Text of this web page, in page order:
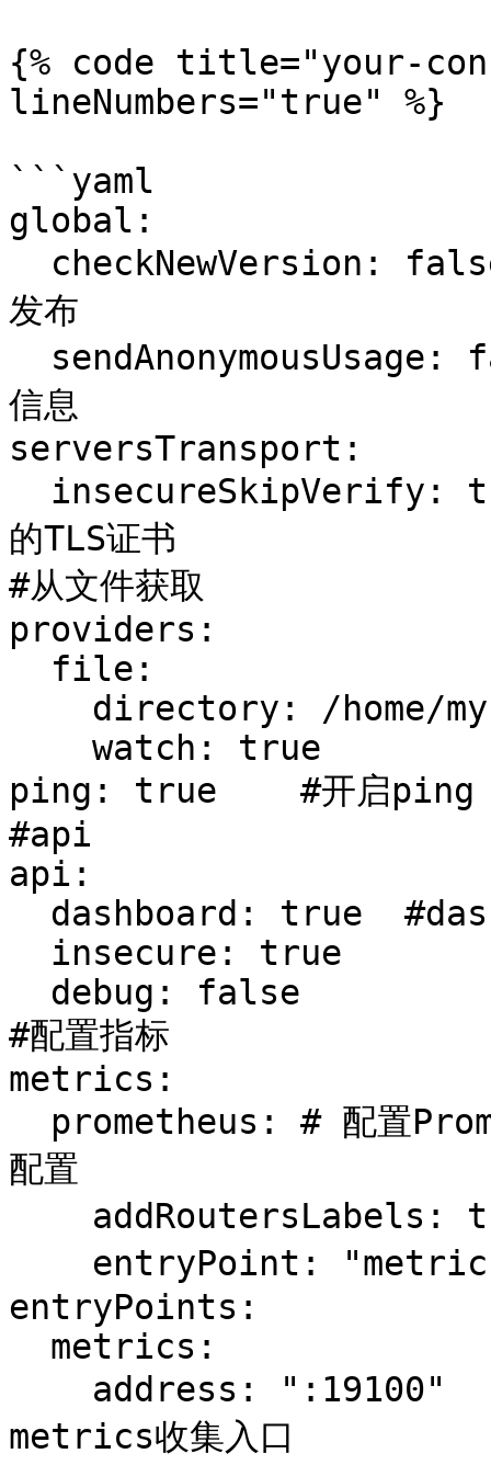
{% code title="your-
lineNumbers="true" %}
```yaml
global:
发布
信息
serversTransport:
的TLS证书
#从文件获取
providers:
ping: true    #开启ping
#api
api:
#配置指标
metrics:
配置
entryPoints:
metrics收集入口